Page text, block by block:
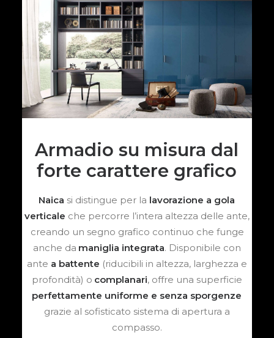
Armadio su misura dal
forte carattere grafico
Naica si distingue per la lavorazione a gola
verticale che percorre l’intera altezza delle ante,
creando un segno grafico continuo che funge
anche da maniglia integrata. Disponibile con
ante a battente (riducibili in altezza, larghezza e
profondità) o complanari, offre una superficie
perfettamente uniforme e senza sporgenze
grazie al sofisticato sistema di apertura a
compasso.